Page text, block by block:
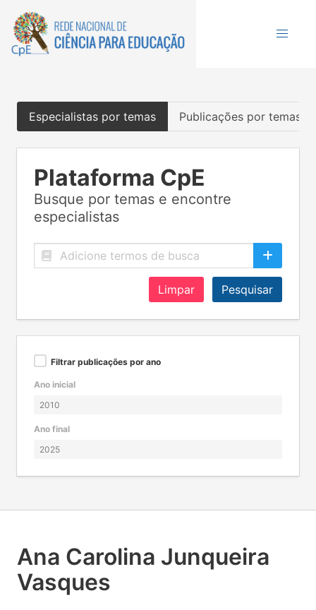
Especialistas por temas Publicações por temas
Plataforma CpE
Busque por temas e encontre
especialistas
Limpar Pesquisar
Filtrar publicações por ano
Ano inicial
Ano final
Ana Carolina Junqueira
Vasques